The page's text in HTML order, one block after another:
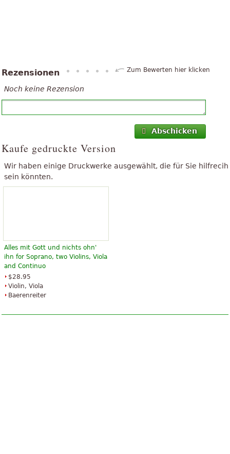
Rezensionen Zum Bewerten hier klicken
Noch keine Rezension
Abschicken
Kaufe gedruckte Version
Wir haben einige Druckwerke ausgewählt, die für Sie hilfrecih
sein könnten.
Alles mit Gott und nichts ohn'
ihn for Soprano, two Violins, Viola
and Continuo
$28.95
Violin, Viola
Baerenreiter